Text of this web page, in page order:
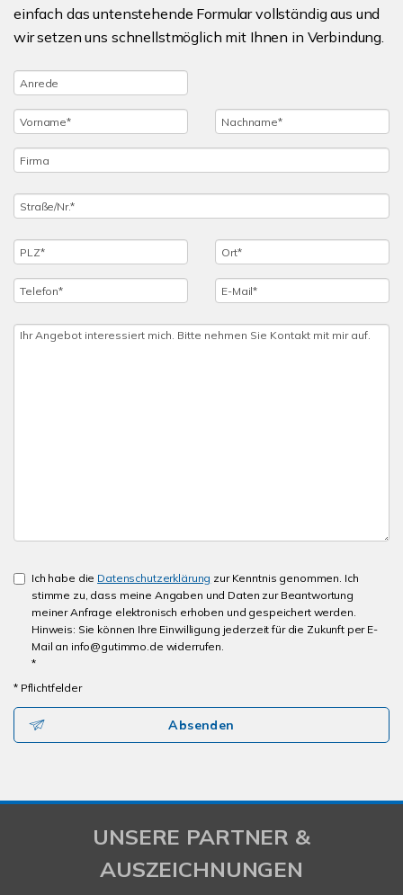
einfach das untenstehende Formular vollständig aus und
wir setzen uns schnellstmöglich mit Ihnen in Verbindung.
Ich habe die Datenschutzerklärung zur Kenntnis genommen. Ich
stimme zu, dass meine Angaben und Daten zur Beantwortung
meiner Anfrage elektronisch erhoben und gespeichert werden.
Hinweis: Sie können Ihre Einwilligung jederzeit für die Zukunft per E-
Mail an info@gutimmo.de widerrufen.
*
* Pflichtfelder
Absenden
UNSERE PARTNER &
AUSZEICHNUNGEN